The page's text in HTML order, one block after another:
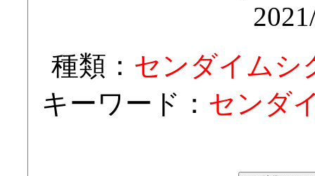
種類： センダイムシ
キーワード： センダ